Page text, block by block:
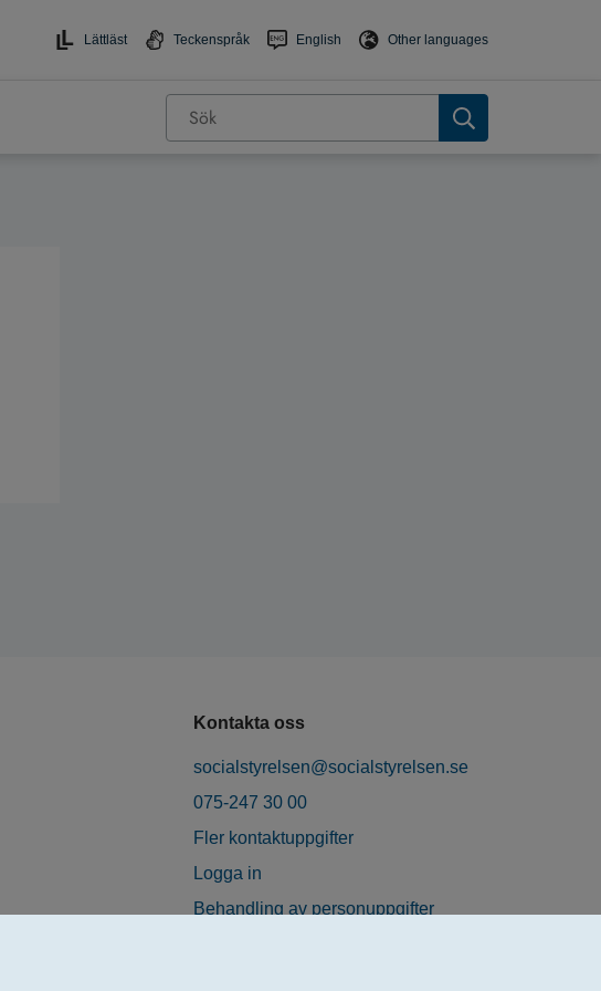
Lättläst Teckenspråk English Other languages
Kontakta oss
socialstyrelsen@socialstyrelsen.se
075-247 30 00
Fler kontaktuppgifter
Logga in
Behandling av personuppgifter